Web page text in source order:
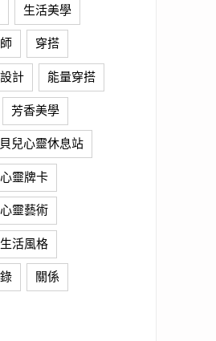
生活美學
穿搭
計 能量穿搭
芳香美學
貝兒心靈休息站
靈牌卡
靈藝術
活風格
關係